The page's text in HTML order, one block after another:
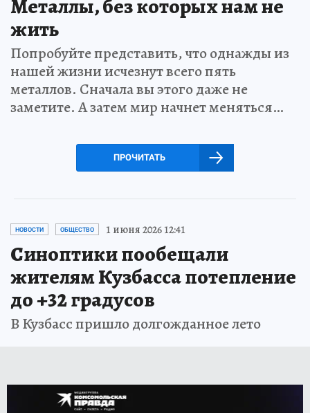
Металлы, без которых нам не
жить
Попробуйте представить, что однажды из
нашей жизни исчезнут всего пять
металлов. Сначала вы этого даже не
заметите. А затем мир начнет меняться…
ПРОЧИТАТЬ
НОВОСТИ ОБЩЕСТВО 1 июня 2026 12:41
Синоптики пообещали
жителям Кузбасса потепление
до +32 градусов
В Кузбасс пришло долгожданное лето